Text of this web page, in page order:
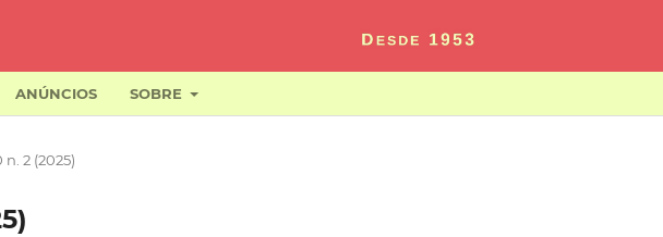
ANÚNCIOS SOBRE
n. 2 (2025)